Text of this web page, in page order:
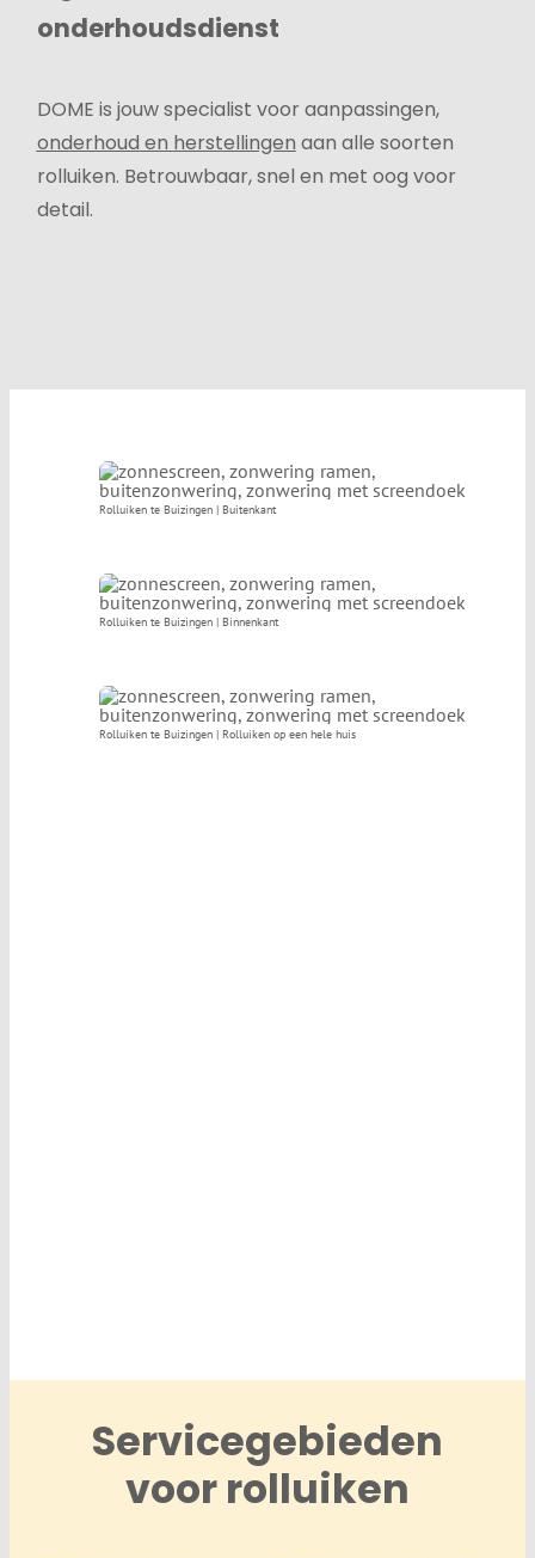
onderhoudsdienst
DOME is jouw specialist voor aanpassingen,
onderhoud en herstellingen aan alle soorten
rolluiken. Betrouwbaar, snel en met oog voor
detail.
Rolluiken te Buizingen | Buitenkant
Rolluiken te Buizingen | Binnenkant
Rolluiken te Buizingen | Rolluiken op een hele huis
Servicegebieden
voor rolluiken